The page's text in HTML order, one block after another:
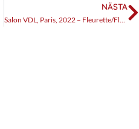
NÄSTA
Salon VDL, Paris, 2022 – Fleurette/Florium